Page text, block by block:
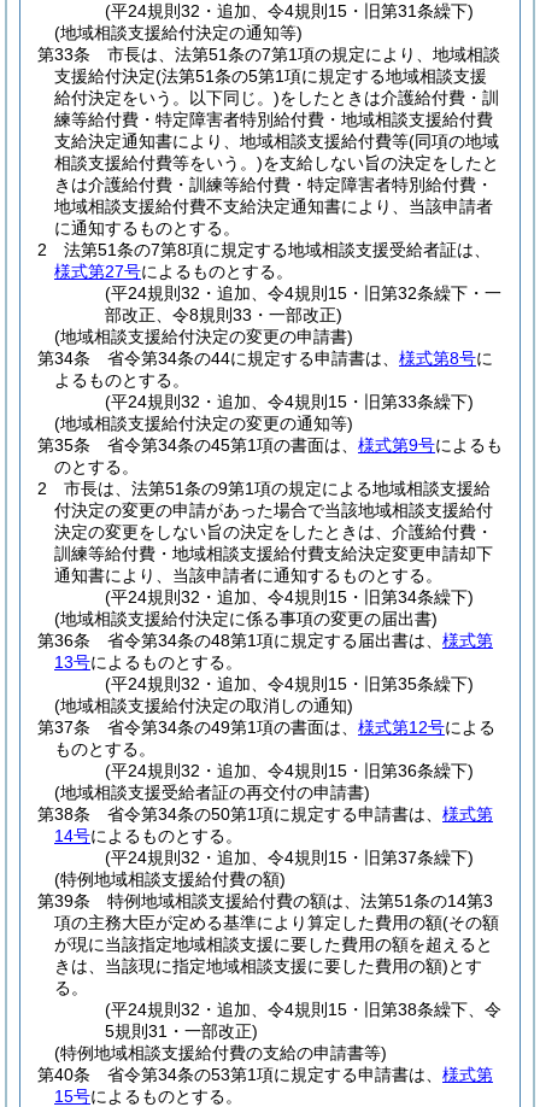
(平24規則32・追加、令4規則15・旧第31条繰下)
(地域相談支援給付決定の通知等)
第33条
市長は、法第51条の7第1項の規定により、地域相談
支援給付決定(法第51条の5第1項に規定する地域相談支援
給付決定をいう。以下同じ。)をしたときは介護給付費・訓
練等給付費・特定障害者特別給付費・地域相談支援給付費
支給決定通知書により、地域相談支援給付費等(同項の地域
相談支援給付費等をいう。)を支給しない旨の決定をしたと
きは介護給付費・訓練等給付費・特定障害者特別給付費・
地域相談支援給付費不支給決定通知書により、当該申請者
に通知するものとする。
2
法第51条の7第8項に規定する地域相談支援受給者証は、
様式第27号によるものとする。
(平24規則32・追加、令4規則15・旧第32条繰下・一
部改正、令8規則33・一部改正)
(地域相談支援給付決定の変更の申請書)
第34条
省令第34条の44に規定する申請書は、 様式第8号に
よるものとする。
(平24規則32・追加、令4規則15・旧第33条繰下)
(地域相談支援給付決定の変更の通知等)
第35条
省令第34条の45第1項の書面は、 様式第9号によるも
のとする。
2
市長は、法第51条の9第1項の規定による地域相談支援給
付決定の変更の申請があった場合で当該地域相談支援給付
決定の変更をしない旨の決定をしたときは、介護給付費・
訓練等給付費・地域相談支援給付費支給決定変更申請却下
通知書により、当該申請者に通知するものとする。
(平24規則32・追加、令4規則15・旧第34条繰下)
(地域相談支援給付決定に係る事項の変更の届出書)
第36条
省令第34条の48第1項に規定する届出書は、 様式第
13号によるものとする。
(平24規則32・追加、令4規則15・旧第35条繰下)
(地域相談支援給付決定の取消しの通知)
第37条
省令第34条の49第1項の書面は、 様式第12号による
ものとする。
(平24規則32・追加、令4規則15・旧第36条繰下)
(地域相談支援受給者証の再交付の申請書)
第38条
省令第34条の50第1項に規定する申請書は、 様式第
14号によるものとする。
(平24規則32・追加、令4規則15・旧第37条繰下)
(特例地域相談支援給付費の額)
第39条
特例地域相談支援給付費の額は、法第51条の14第3
項の主務大臣が定める基準により算定した費用の額(その額
が現に当該指定地域相談支援に要した費用の額を超えると
きは、当該現に指定地域相談支援に要した費用の額)とす
る。
(平24規則32・追加、令4規則15・旧第38条繰下、令
5規則31・一部改正)
(特例地域相談支援給付費の支給の申請書等)
第40条
省令第34条の53第1項に規定する申請書は、 様式第
15号によるものとする。